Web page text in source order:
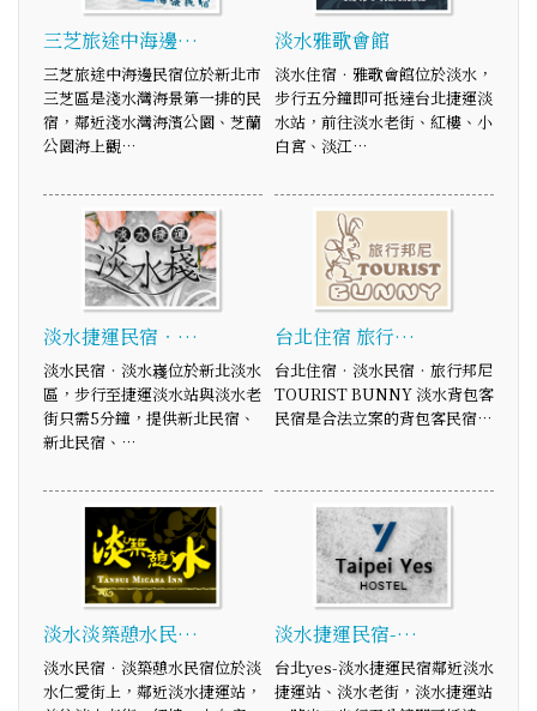
三芝旅途中海邊…
三芝旅途中海邊民宿位於新北市
三芝區是淺水灣海景第一排的民
宿，鄰近淺水灣海濱公園、芝蘭
公園海上觀…
淡水雅歌會館
淡水住宿．雅歌會館位於淡水，
步行五分鐘即可抵達台北捷運淡
水站，前往淡水老街、紅樓、小
白宮、淡江…
淡水捷運民宿‧…
淡水民宿‧淡水嶘位於新北淡水
區，步行至捷運淡水站與淡水老
街只需5分鐘，提供新北民宿、
新北民宿、…
台北住宿 旅行…
台北住宿‧淡水民宿‧旅行邦尼
TOURIST BUNNY 淡水背包客
民宿是合法立案的背包客民宿…
淡水淡築憩水民…
淡水民宿．淡築憩水民宿位於淡
水仁愛街上，鄰近淡水捷運站，
淡水捷運民宿-…
台北yes-淡水捷運民宿鄰近淡水
捷運站、淡水老街，淡水捷運站